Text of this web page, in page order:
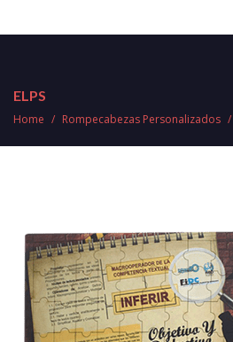
ELPS
Home / Rompecabezas Personalizados /